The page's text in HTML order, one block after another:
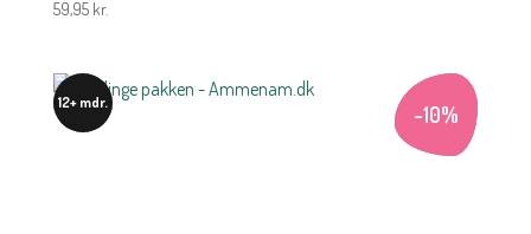
59,95 kr.
-10%
12+ mdr.